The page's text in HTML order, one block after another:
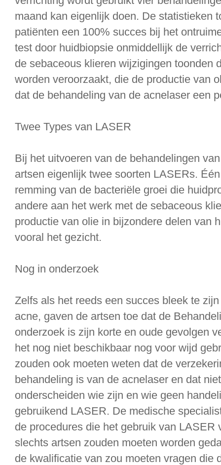
maand kan eigenlijk doen. De statistieken
patiënten een 100% succes bij het
test door huidbiopsie onmiddellijk de
de sebaceous klieren wijzigingen toonden
worden veroorzaakt, die de productie van
dat de behandeling van de acnelaser een
Twee Types van LASER
Bij het uitvoeren van de behandelingen
artsen eigenlijk twee soorten LASERs.
remming van de bacteriële groei die
andere aan het werk met de sebaceous
productie van olie in bijzondere delen van
vooral het gezicht.
Nog in onderzoek
Zelfs als het reeds een succes bleek te
acne, gaven de artsen toe dat de
onderzoek is zijn korte en oude gevolgen
het nog niet beschikbaar nog voor wijd
zouden ook moeten weten dat de
behandeling is van de acnelaser en dat
onderscheiden wie zijn en wie geen
gebruikend LASER. De medische
de procedures die het gebruik van LASER
slechts artsen zouden moeten worden
de kwalificatie van zou moeten vragen die